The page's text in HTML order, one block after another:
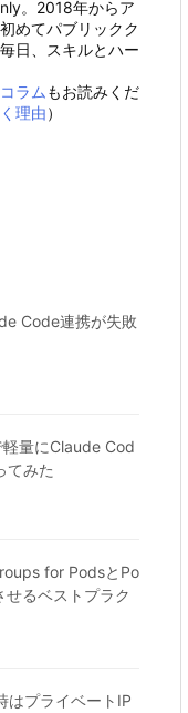
。2018年からア
めてパブリックク
日、スキルとハー
コラム もお読みくだ
理由）
Code連携が失敗
量にClaude Cod
てみた
for PodsとPo
るベストプラク
はプライベートIP